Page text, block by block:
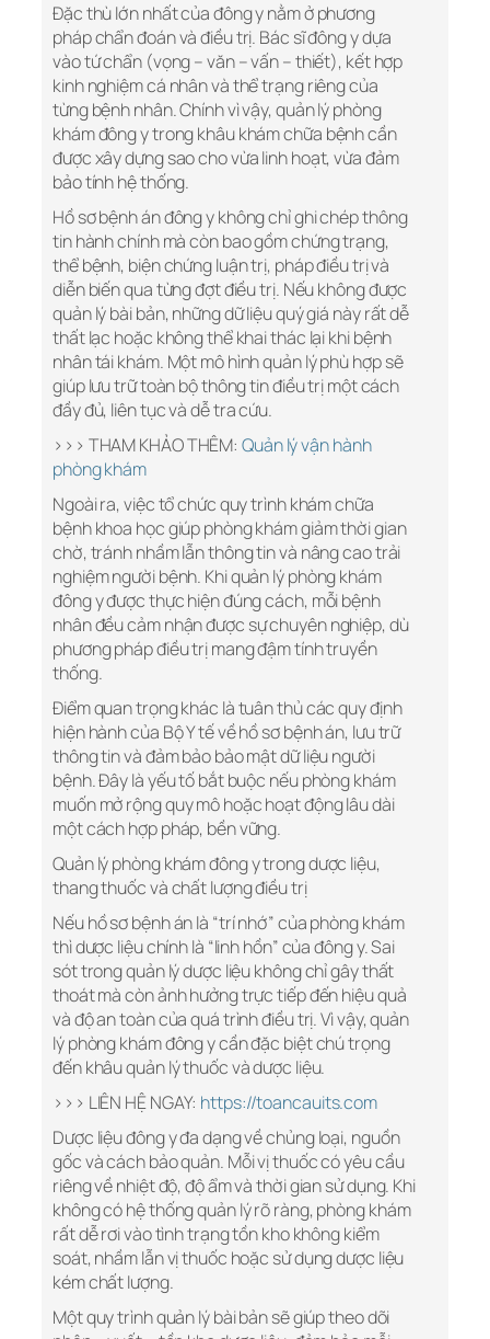
Đặc thù lớn nhất của đông y nằm ở phương
pháp chẩn đoán và điều trị. Bác sĩ đông y dựa
vào tứ chẩn (vọng – văn – vấn – thiết), kết hợp
kinh nghiệm cá nhân và thể trạng riêng của
từng bệnh nhân. Chính vì vậy, quản lý phòng
khám đông y trong khâu khám chữa bệnh cần
được xây dựng sao cho vừa linh hoạt, vừa đảm
bảo tính hệ thống.
Hồ sơ bệnh án đông y không chỉ ghi chép thông
tin hành chính mà còn bao gồm chứng trạng,
thể bệnh, biện chứng luận trị, pháp điều trị và
diễn biến qua từng đợt điều trị. Nếu không được
quản lý bài bản, những dữ liệu quý giá này rất dễ
thất lạc hoặc không thể khai thác lại khi bệnh
nhân tái khám. Một mô hình quản lý phù hợp sẽ
giúp lưu trữ toàn bộ thông tin điều trị một cách
đầy đủ, liên tục và dễ tra cứu.
>>> THAM KHẢO THÊM: Quản lý vận hành
phòng khám
Ngoài ra, việc tổ chức quy trình khám chữa
bệnh khoa học giúp phòng khám giảm thời gian
chờ, tránh nhầm lẫn thông tin và nâng cao trải
nghiệm người bệnh. Khi quản lý phòng khám
đông y được thực hiện đúng cách, mỗi bệnh
nhân đều cảm nhận được sự chuyên nghiệp, dù
phương pháp điều trị mang đậm tính truyền
thống.
Điểm quan trọng khác là tuân thủ các quy định
hiện hành của Bộ Y tế về hồ sơ bệnh án, lưu trữ
thông tin và đảm bảo bảo mật dữ liệu người
bệnh. Đây là yếu tố bắt buộc nếu phòng khám
muốn mở rộng quy mô hoặc hoạt động lâu dài
một cách hợp pháp, bền vững.
Quản lý phòng khám đông y trong dược liệu,
thang thuốc và chất lượng điều trị
Nếu hồ sơ bệnh án là “trí nhớ” của phòng khám
thì dược liệu chính là “linh hồn” của đông y. Sai
sót trong quản lý dược liệu không chỉ gây thất
thoát mà còn ảnh hưởng trực tiếp đến hiệu quả
và độ an toàn của quá trình điều trị. Vì vậy, quản
lý phòng khám đông y cần đặc biệt chú trọng
đến khâu quản lý thuốc và dược liệu.
>>> LIÊN HỆ NGAY: https://toancauits.com
Dược liệu đông y đa dạng về chủng loại, nguồn
gốc và cách bảo quản. Mỗi vị thuốc có yêu cầu
riêng về nhiệt độ, độ ẩm và thời gian sử dụng. Khi
không có hệ thống quản lý rõ ràng, phòng khám
rất dễ rơi vào tình trạng tồn kho không kiểm
soát, nhầm lẫn vị thuốc hoặc sử dụng dược liệu
kém chất lượng.
Một quy trình quản lý bài bản sẽ giúp theo dõi